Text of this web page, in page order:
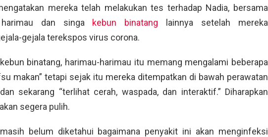
mereka telah melakukan tes terhadap Nadia, bersama
dan singa kebun binatang lainnya setelah mereka
gejala terekspos virus corona.
binatang, harimau-harimau itu memang mengalami beberapa
makan” tetapi sejak itu mereka ditempatkan di bawah perawatan
sekarang “terlihat cerah, waspada, dan interaktif.” Diharapkan
segera pulih.
belum diketahui bagaimana penyakit ini akan menginfeksi